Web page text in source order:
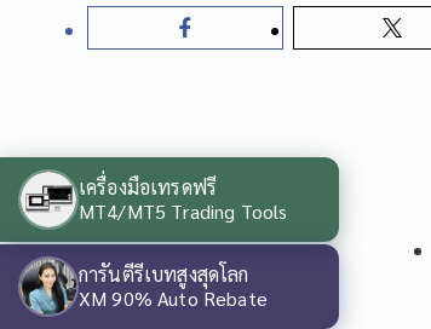
เครื่องมือเทรดฟรี
MT4/MT5 Trading Tools
การันตีรีเบทสูงสุดโลก
XM 90% Auto Rebate